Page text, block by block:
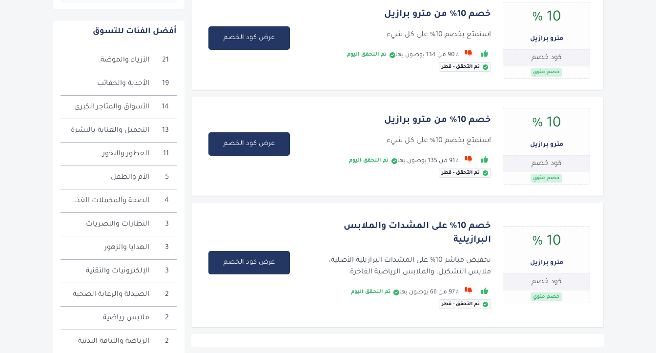
10 %
مترو برازيل
كود خصم
خصم مئوي
خصم 10% من مترو برازيل
استمتع بخصم 10% على كل شيء
90٪ من 134 يوصون بها تم التحقق اليوم
تم التحقق - قطر
عرض كود الخصم
10 %
مترو برازيل
كود خصم
خصم مئوي
خصم 10% من مترو برازيل
استمتع بخصم 10% على كل شيء
91٪ من 135 يوصون بها تم التحقق اليوم
تم التحقق - قطر
عرض كود الخصم
10 %
مترو برازيل
كود خصم
خصم مئوي
خصم 10% على المشدات والملابس
البرازيلية
تخفيض مباشر 10% على المشدات البرازيلية الأصلية،
ملابس التشكيل، والملابس الرياضية الفاخرة.
97٪ من 66 يوصون بها تم التحقق اليوم
تم التحقق - قطر
عرض كود الخصم
أفضل الفئات للتسوق
الأزياء والموضة 21
الأحذية والحقائب 19
الأسواق والمتاجر الكبرى 14
التجميل والعناية بالبشرة 13
العطور والبخور 11
الأم والطفل 5
الصحة والمكملات الغذائية 4
النظارات والبصريات 3
الهدايا والزهور 3
الإلكترونيات والتقنية 3
الصيدلة والرعاية الصحية 2
ملابس رياضية 2
الرياضة واللياقة البدنية 2